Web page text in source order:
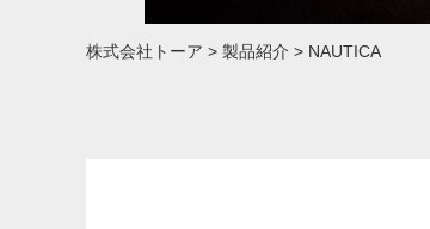
株式会社トーア > 製品紹介 > NAUTICA